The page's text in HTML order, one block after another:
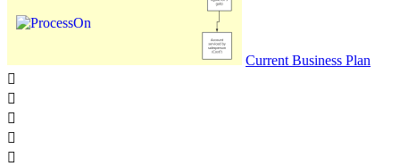
Current Business Plan




